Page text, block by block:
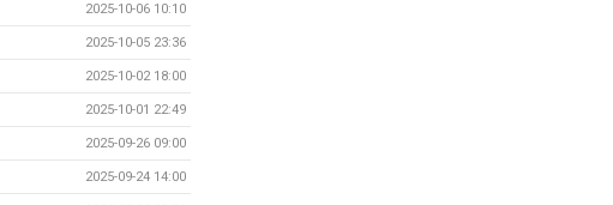
2025-10-06 10:10
2025-10-05 23:36
2025-10-02 18:00
2025-10-01 22:49
2025-09-26 09:00
2025-09-24 14:00